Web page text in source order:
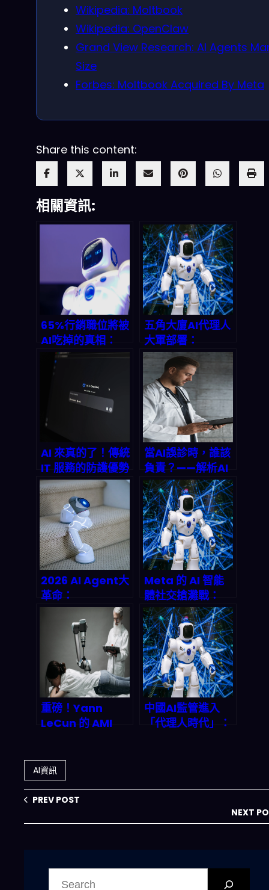
Wikipedia: Moltbook
Wikipedia: OpenClaw
Grand View Research: AI Agents
Size
Forbes: Moltbook Acquired By Meta
Share this content:
相關資訊:
65%行銷職位將被
AI吃掉的真相：
2026年行銷人驟
變指南
五角大廈AI代理人
大軍部署：
Google Gemini
如何重新定義政府
數位轉型與企業自
動化未來
AI 來真的了！傳統
IT 服務的防護優勢
正在瓦解，2026
年將迎來 2.5 兆美
元消費浪潮 –
Siuleeboss 深度
剖析
當AI誤診時，誰該
負責？——解析AI
診斷系統背後的的
法律黑洞與社會成
本炸彈
2026 AI Agent大
革命：
OpenClaw揭開
分散式作業系統與
自主AI的財富密碼
Meta 的 AI 智能
體社交搶灘戰：
Moltbook 收購案
如何點燃 2026 科
技新賽道？
重磅！Yann
LeCun 的 AMI
國：一場顛覆診斷
的「世界模型」革
命
中國AI監管進入
「代理人時代」：
AI資訊
PREV POST
NEXT